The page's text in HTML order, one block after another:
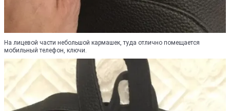
На лицевой части небольшой кармашек, туда отлично помещается
мобильный телефон, ключи.